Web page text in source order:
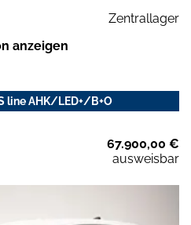
Zentrallager
anzeigen
line AHK/LED+/B+O
67.900,00 €
ausweisbar